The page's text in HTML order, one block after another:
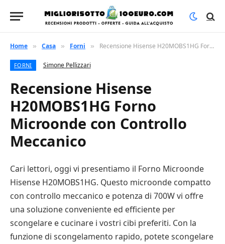
Home » Casa » Forni » Recensione Hisense H20MOBS1HG Forno Microonde con Controllo Meccanico
FORNI Simone Pellizzari
Recensione Hisense
H20MOBS1HG Forno
Microonde con Controllo
Meccanico
Cari lettori, oggi vi presentiamo il Forno Microonde
Hisense H20MOBS1HG. Questo microonde compatto
con controllo meccanico e potenza di 700W vi offre
una soluzione conveniente ed efficiente per
scongelare e cucinare i vostri cibi preferiti. Con la
funzione di scongelamento rapido, potete scongelare